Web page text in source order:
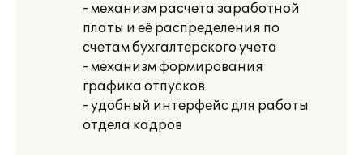
- механизм расчета заработной
платы и её распределения по
счетам бухгалтерского учета
- механизм формирования
графика отпусков
- удобный интерфейс для работы
отдела кадров